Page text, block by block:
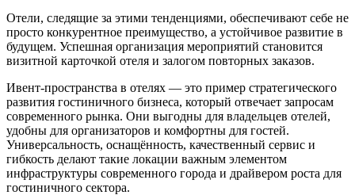
Отели, следящие за этими тенденциями, обеспечивают себе не
просто конкурентное преимущество, а устойчивое развитие в
будущем. Успешная организация мероприятий становится
визитной карточкой отеля и залогом повторных заказов.
Ивент-пространства в отелях — это пример стратегического
развития гостиничного бизнеса, который отвечает запросам
современного рынка. Они выгодны для владельцев отелей,
удобны для организаторов и комфортны для гостей.
Универсальность, оснащённость, качественный сервис и
гибкость делают такие локации важным элементом
инфраструктуры современного города и драйвером роста для
гостиничного сектора.